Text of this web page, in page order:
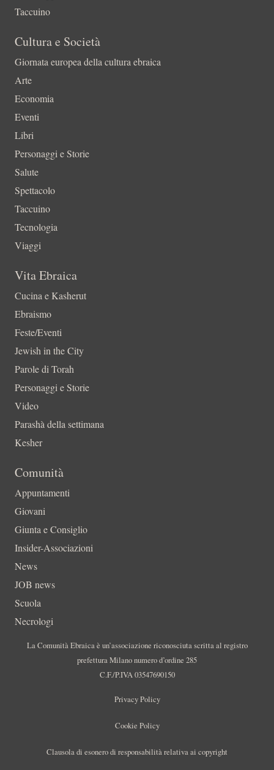
Taccuino
Cultura e Società
Giornata europea della cultura ebraica
Arte
Economia
Eventi
Libri
Personaggi e Storie
Salute
Spettacolo
Taccuino
Tecnologia
Viaggi
Vita Ebraica
Cucina e Kasherut
Ebraismo
Feste/Eventi
Jewish in the City
Parole di Torah
Personaggi e Storie
Video
Parashà della settimana
Kesher
Comunità
Appuntamenti
Giovani
Giunta e Consiglio
Insider-Associazioni
News
JOB news
Scuola
Necrologi
La Comunità Ebraica è un’associazione riconosciuta scritta al registro
prefettura Milano numero d’ordine 285
C.F./P.IVA 03547690150
Privacy Policy
Cookie Policy
Clausola di esonero di responsabilità relativa ai copyright